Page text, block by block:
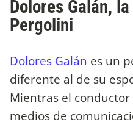
Dolores Galán,
Pergolini
Dolores Galán es un
diferente al de su
Mientras el
medios de